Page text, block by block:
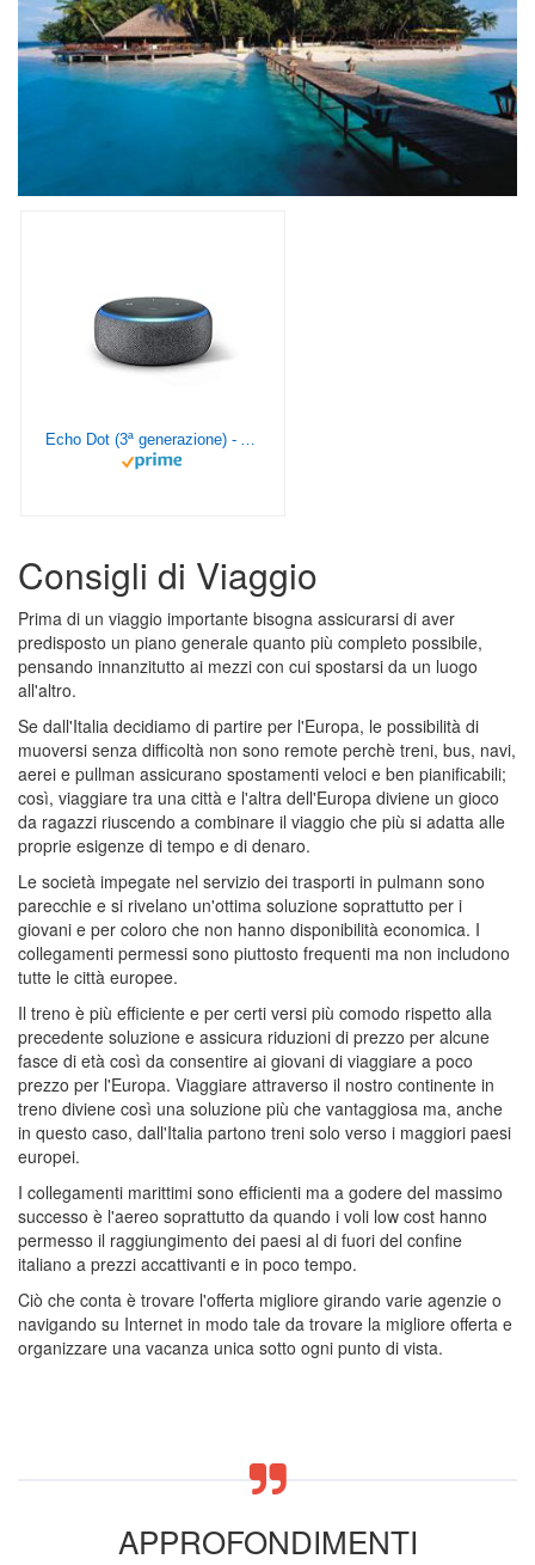
Echo Dot (3ª generazione) - Altoparlante intelligente con integrazione Alexa - Tessuto antracite
Consigli di Viaggio
Prima di un viaggio importante bisogna assicurarsi di aver
predisposto un piano generale quanto più completo possibile,
pensando innanzitutto ai mezzi con cui spostarsi da un luogo
all'altro.
Se dall'Italia decidiamo di partire per l'Europa, le possibilità di
muoversi senza difficoltà non sono remote perchè treni, bus, navi,
aerei e pullman assicurano spostamenti veloci e ben pianificabili;
così, viaggiare tra una città e l'altra dell'Europa diviene un gioco
da ragazzi riuscendo a combinare il viaggio che più si adatta alle
proprie esigenze di tempo e di denaro.
Le società impegate nel servizio dei trasporti in pulmann sono
parecchie e si rivelano un'ottima soluzione soprattutto per i
giovani e per coloro che non hanno disponibilità economica. I
collegamenti permessi sono piuttosto frequenti ma non includono
tutte le città europee.
Il treno è più efficiente e per certi versi più comodo rispetto alla
precedente soluzione e assicura riduzioni di prezzo per alcune
fasce di età così da consentire ai giovani di viaggiare a poco
prezzo per l'Europa. Viaggiare attraverso il nostro continente in
treno diviene così una soluzione più che vantaggiosa ma, anche
in questo caso, dall'Italia partono treni solo verso i maggiori paesi
europei.
I collegamenti marittimi sono efficienti ma a godere del massimo
successo è l'aereo soprattutto da quando i voli low cost hanno
permesso il raggiungimento dei paesi al di fuori del confine
italiano a prezzi accattivanti e in poco tempo.
Ciò che conta è trovare l'offerta migliore girando varie agenzie o
navigando su Internet in modo tale da trovare la migliore offerta e
organizzare una vacanza unica sotto ogni punto di vista.
APPROFONDIMENTI